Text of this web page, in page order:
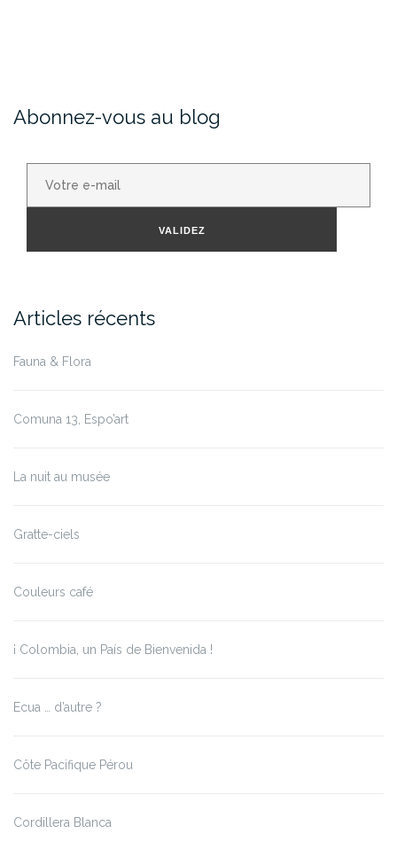
Abonnez-vous au blog
VALIDEZ
Articles récents
Fauna & Flora
Comuna 13, Espo’art
La nuit au musée
Gratte-ciels
Couleurs café
¡ Colombia, un País de Bienvenida !
Ecua … d’autre ?
Côte Pacifique Pérou
Cordillera Blanca